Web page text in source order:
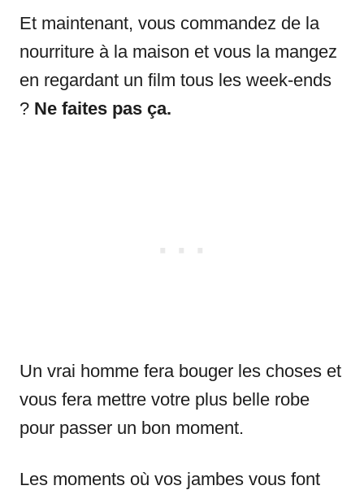
Et maintenant, vous commandez de la
nourriture à la maison et vous la mangez
en regardant un film tous les week-ends
? Ne faites pas ça.
Un vrai homme fera bouger les choses et
vous fera mettre votre plus belle robe
pour passer un bon moment.
Les moments où vos jambes vous font